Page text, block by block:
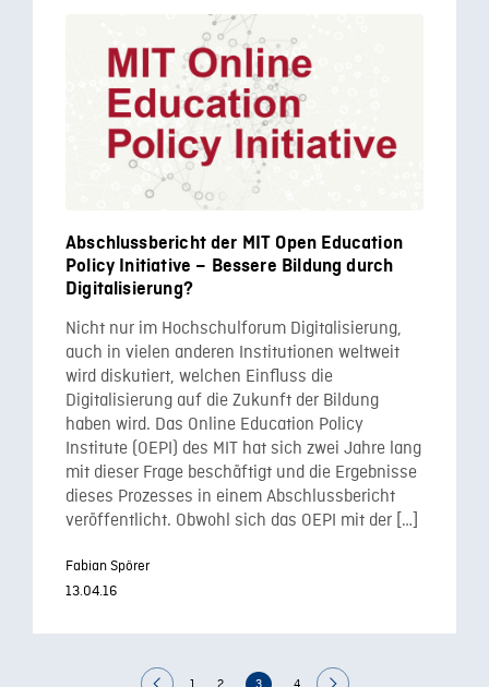
Abschlussbericht der MIT Open Education
Policy Initiative – Bessere Bildung durch
Digitalisierung?
Nicht nur im Hochschulforum Digitalisierung,
auch in vielen anderen Institutionen weltweit
wird diskutiert, welchen Einfluss die
Digitalisierung auf die Zukunft der Bildung
haben wird. Das Online Education Policy
Institute (OEPI) des MIT hat sich zwei Jahre lang
mit dieser Frage beschäftigt und die Ergebnisse
dieses Prozesses in einem Abschlussbericht
veröffentlicht. Obwohl sich das OEPI mit der […]
Fabian Spörer
13.04.16